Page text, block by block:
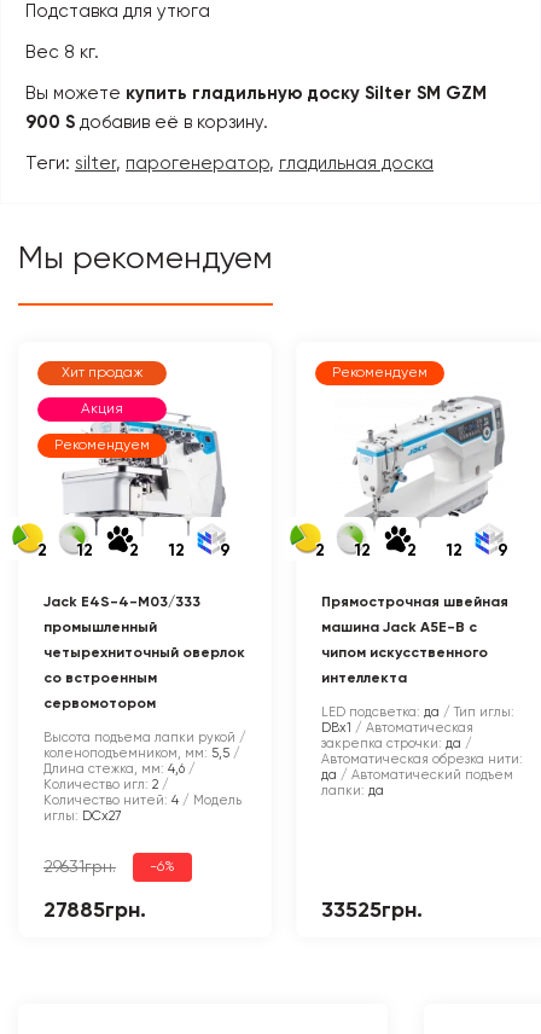
Подставка для утюга
Вес 8 кг.
Вы можете купить гладильную доску Silter SM GZM
900 S добавив её в корзину.
Теги: silter, парогенератор, гладильная доска
Мы рекомендуем
Хит продаж
Акция
Рекомендуем
2 12 2 12 9
Jack E4S-4-M03/333
промышленный
четырехниточный оверлок
со встроенным
сервомотором
Высота подъема лапки рукой /
коленоподъемником, мм: 5,5
Длина стежка, мм: 4,6
Количество игл: 2
Количество нитей: 4
Модель
иглы: DCx27
29631грн. -6%
27885грн.
Рекомендуем
2 12 2 12 9
Прямострочная швейная
машина Jack A5E-B с
чипом искусственного
интеллекта
LED подсветка: да
Тип иглы:
DBx1
Автоматическая
закрепка строчки: да
Автоматическая обрезка нити:
да
Автоматический подъем
лапки: да
33525грн.